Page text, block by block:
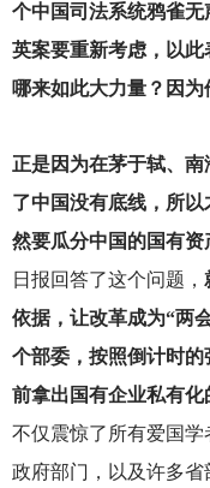
个中国司法系统鸦雀
英案要重新考虑，以
哪来如此大力量？因为
正是因为在茅于轼、
了中国没有底线，所
然要瓜分中国的国有
日报回答了这个问题，
依据，让改革成为“两
个部委，按照倒计时的
前拿出国有企业私有化
不仅震惊了所有爱国
政府部门，以及许多省